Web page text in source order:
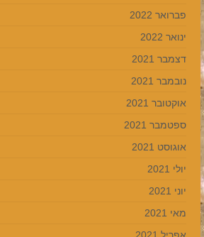
פברואר 2022
ינואר 2022
דצמבר 2021
נובמבר 2021
אוקטובר 2021
ספטמבר 2021
אוגוסט 2021
יולי 2021
יוני 2021
מאי 2021